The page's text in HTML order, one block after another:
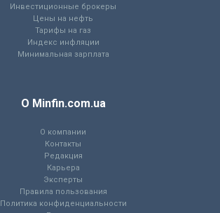
Инвестиционные брокеры
Цены на нефть
Тарифы на газ
Индекс инфляции
Минимальная зарплата
О Minfin.com.ua
О компании
Контакты
Редакция
Карьера
Эксперты
Правила пользования
Политика конфиденциальности